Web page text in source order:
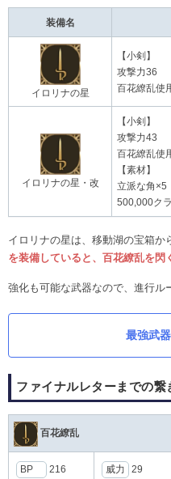
装備名
イロリナの星
【小剣】
攻撃力36
百花繚乱使
イロリナの星・改
【小剣】
攻撃力43
百花繚乱使
【素材】
立派な角×5
500,000ク
イロリナの星は、移動湖の宝箱か
を装備していると、百花繚乱を閃
強化も可能な武器なので、進行ル
最強武
ファイナルレターまでの繋
百花繚乱
BP 216 威力 29